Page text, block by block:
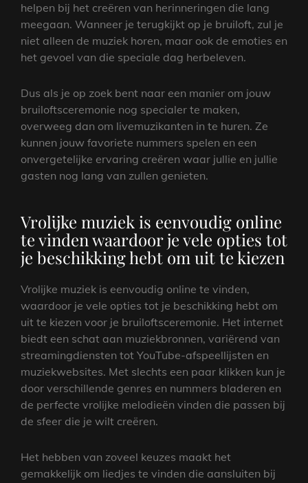
helpen bij het creëren van herinneringen die lang
meegaan. Wanneer je terugkijkt op je bruiloft, zul je
niet alleen de muziek horen, maar ook de emoties en
het gevoel van die speciale dag herbeleven.
Dus als je op zoek bent naar een manier om jouw
bruiloftsceremonie nog specialer te maken,
overweeg dan om livemuzikanten in te huren. Ze
kunnen jouw favoriete nummers spelen en een
onvergetelijke ervaring creëren waar jullie en jullie
gasten nog lang van zullen genieten.
Vrolijke muziek is eenvoudig online
te vinden waardoor je vele opties tot
je beschikking hebt om uit te kiezen
Vrolijke muziek is eenvoudig online te vinden,
waardoor je vele opties tot je beschikking hebt om
uit te kiezen voor je bruiloftsceremonie. Het internet
biedt een schat aan muziekbronnen, variërend van
streamingdiensten tot YouTube-afspeellijsten en
muziekwebsites. Met slechts een paar klikken kun je
door verschillende genres en nummers bladeren en
de perfecte vrolijke melodieën vinden die passen bij
de sfeer die je wilt creëren.
Het hebben van zoveel keuzes maakt het
gemakkelijk om liedjes te vinden die aansluiten bij